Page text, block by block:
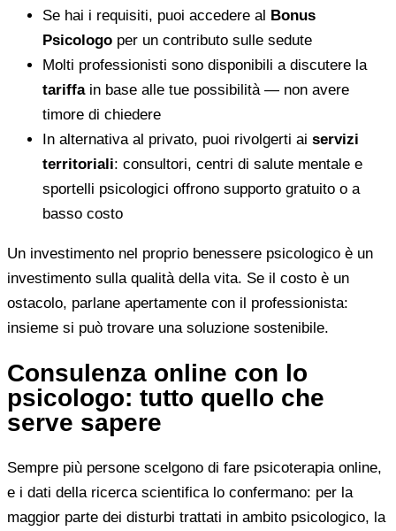
Se hai i requisiti, puoi accedere al Bonus
Psicologo per un contributo sulle sedute
Molti professionisti sono disponibili a discutere la
tariffain base alle tue possibilità — non avere
timore di chiedere
In alternativa al privato, puoi rivolgerti ai servizi
territoriali: consultori, centri di salute mentale e
sportelli psicologici offrono supporto gratuito o a
basso costo
Un investimento nel proprio benessere psicologico è un
investimento sulla qualità della vita. Se il costo è un
ostacolo, parlane apertamente con il professionista:
insieme si può trovare una soluzione sostenibile.
Consulenza online con lo
psicologo: tutto quello che
serve sapere
Sempre più persone scelgono di fare psicoterapia online,
e i dati della ricerca scientifica lo confermano: per la
maggior parte dei disturbi trattati in ambito psicologico, la